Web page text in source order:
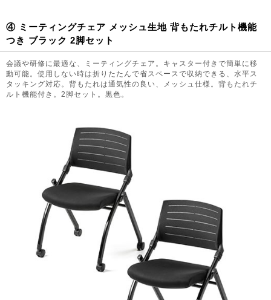
④ ミーティングチェア メッシュ生地 背もたれチルト機能
つき ブラック 2脚セット
会議や研修に最適な、ミーティングチェア。キャスター付きで簡単に移
動可能。使用しない時は折りたたんで省スペースで収納できる、水平ス
タッキング対応。背もたれは通気性の良い、メッシュ仕様。背もたれチ
ルト機能付き。2脚セット。黒色。